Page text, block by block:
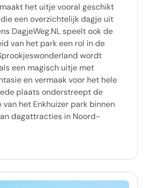
het uitje vooral geschikt
een overzichtelijk dagje uit
DagjeWeg.NL speelt ook de
van het park een rol in de
wordt
een magisch uitje met
en vermaak voor het hele
plaats onderstreept de
het Enkhuizer park binnen
dagattracties in Noord-